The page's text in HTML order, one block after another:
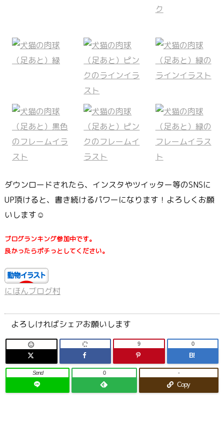
ダウンロードされたら、インスタやツイッター等のSNSに
UP頂けると、書き続けるパワーになります！よろしくお願
いします☺
ブログランキング参加中です。
良かったらポチっとしてください。
にほんブログ村
よろしければシェアお願いします
 9
B!
0
Send 0
Copy
-